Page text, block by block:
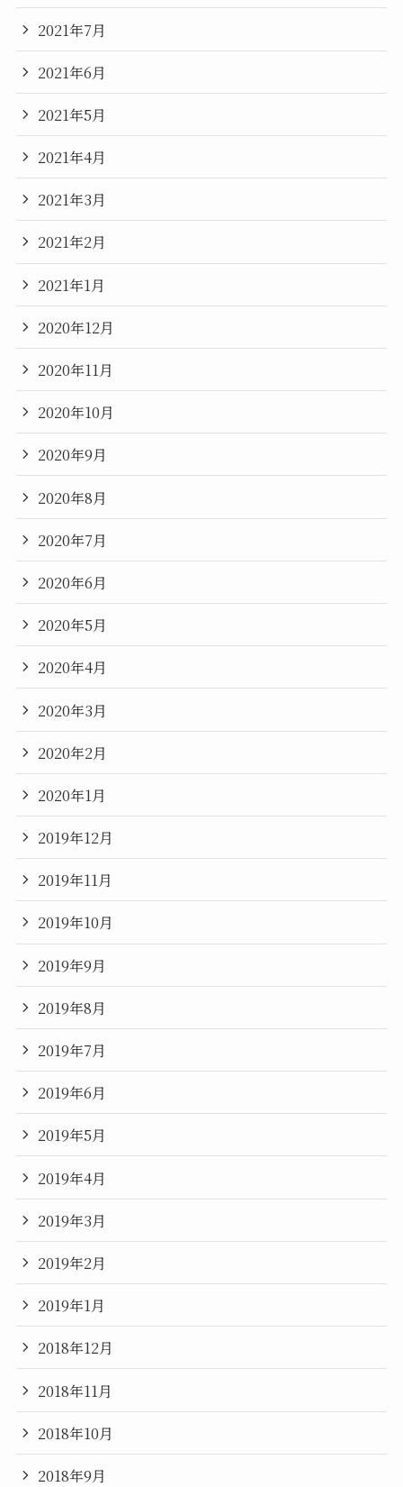
2021年7月
2021年6月
2021年5月
2021年4月
2021年3月
2021年2月
2021年1月
2020年12月
2020年11月
2020年10月
2020年9月
2020年8月
2020年7月
2020年6月
2020年5月
2020年4月
2020年3月
2020年2月
2020年1月
2019年12月
2019年11月
2019年10月
2019年9月
2019年8月
2019年7月
2019年6月
2019年5月
2019年4月
2019年3月
2019年2月
2019年1月
2018年12月
2018年11月
2018年10月
2018年9月